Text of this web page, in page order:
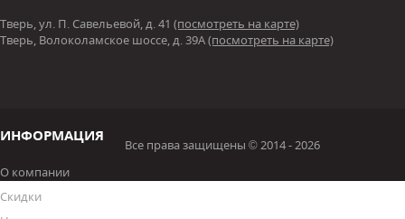
Тверь, ул. П. Савельевой, д. 41 (посмотреть на карте)
Тверь, Волоколамское шоссе, д. 39А(посмотреть на карте)
ИНФОРМАЦИЯ
О компании
Скидки
Все права защищены © 2014 - 2026